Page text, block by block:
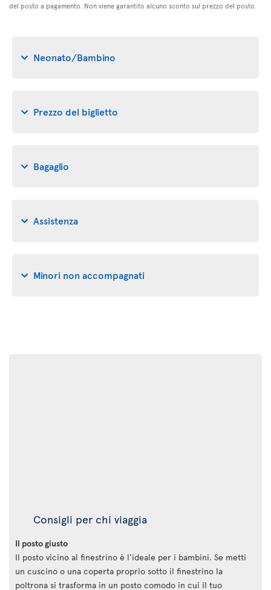
del posto a pagamento. Non viene garantito alcuno sconto sul prezzo del posto.
Neonato/Bambino
Prezzo del biglietto
Bagaglio
Assistenza
Minori non accompagnati
Consigli per chi viaggia
Il posto giusto
Il posto vicino al finestrino è l'ideale per i bambini. Se metti
un cuscino o una coperta proprio sotto il finestrino la
poltrona si trasforma in un posto comodo in cui il tuo